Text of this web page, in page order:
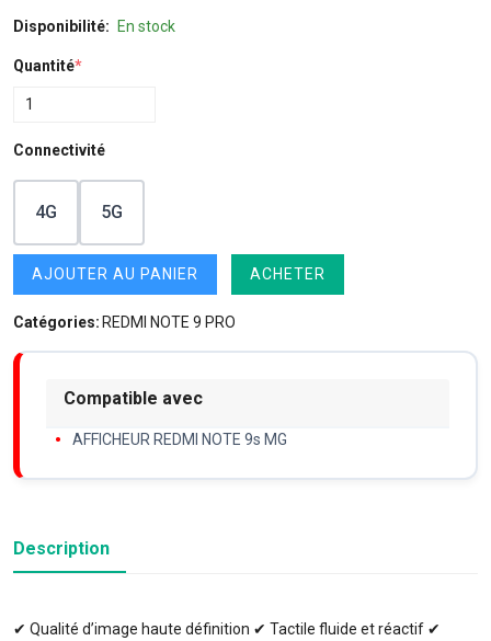
Disponibilité: En stock
Quantité*
Connectivité
4G 5G
AJOUTER AU PANIER ACHETER
Catégories: REDMI NOTE 9 PRO
Compatible avec
AFFICHEUR REDMI NOTE 9s MG
Description
✔ Qualité d’image haute définition ✔ Tactile fluide et réactif ✔